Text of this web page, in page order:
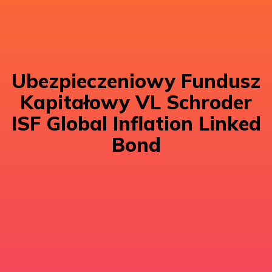
Ubezpieczeniowy Fundusz
Kapitałowy VL Schroder
ISF Global Inflation Linked
Bond